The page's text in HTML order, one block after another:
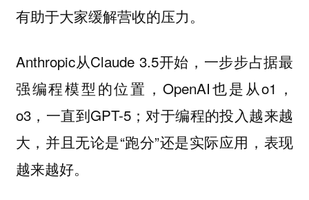
有助于大家缓解营收的压力。
Anthropic从Claude 3.5开始，一步步占据最
强编程模型的位置，OpenAI也是从o1，
o3，一直到GPT-5；对于编程的投入越来越
大，并且无论是“跑分”还是实际应用，表现
越来越好。